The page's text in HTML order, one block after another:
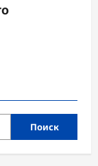
Поиск